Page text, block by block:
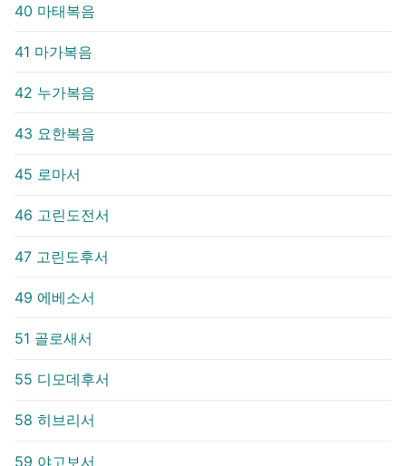
40 마태복음
41 마가복음
42 누가복음
43 요한복음
45 로마서
46 고린도전서
47 고린도후서
49 에베소서
51 골로새서
55 디모데후서
58 히브리서
59 야고보서